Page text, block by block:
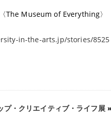
The Museum of Everything〉
in-the-arts.jp/stories/8525
・クリエイティブ・ライフ展